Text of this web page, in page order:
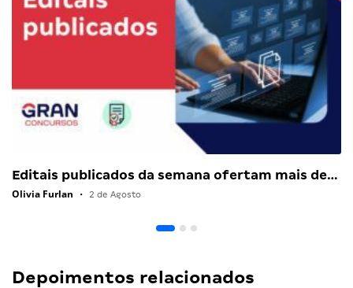
Editais publicados da semana ofertam mais de…
Olivia Furlan • 2 de Agosto
Depoimentos relacionados